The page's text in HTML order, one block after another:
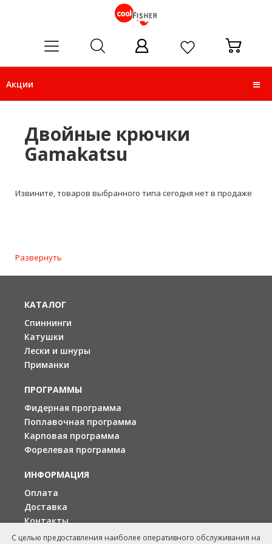
Акции
Двойные крючки
Gamakatsu
Извините, товаров выбранного типа сегодня нет в продаже
Развернуть
КАТАЛОГ
Спиннинги
Катушки
Лески и шнуры
Приманки
ПРОГРАММЫ
Фидерная программа
Поплавочная программа
Карповая программа
Форелевая программа
ИНФОРМАЦИЯ
Оплата
Доставка
Контакты
С целью предоставления наиболее оперативного обслуживания на